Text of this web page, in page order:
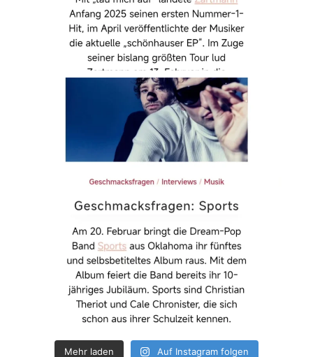
Mehr laden Auf Instagram folgen